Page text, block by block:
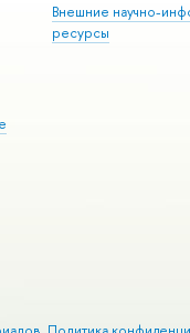
Внешние научно-
ресурсы